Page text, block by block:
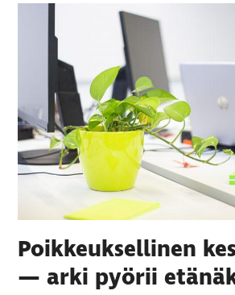
Poikkeuksellinen
— arki pyörii